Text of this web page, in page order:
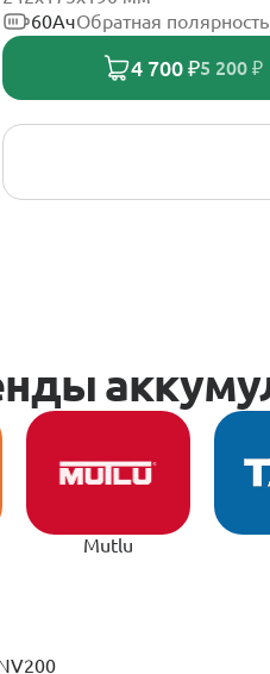
60АчОбратная полярность
4 700 ₽5 200 ₽
Mutlu